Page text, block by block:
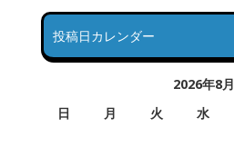
投稿日カレンダー
2026年8月
日
月 火 水